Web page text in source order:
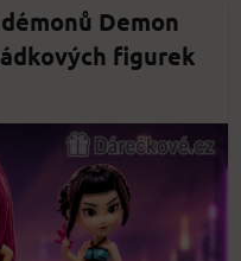
Demon
figurek